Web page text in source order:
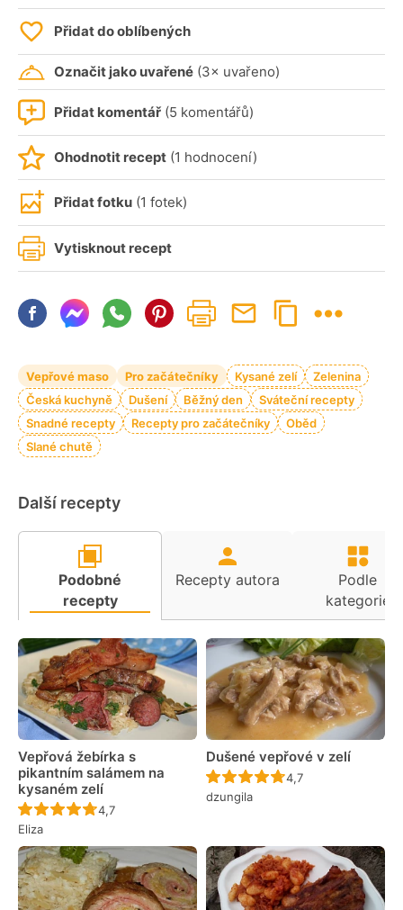
Přidat do oblíbených
Označit jako uvařené (3× uvařeno)
Přidat komentář (5 komentářů)
Ohodnotit recept (1 hodnocení)
Přidat fotku (1 fotek)
Vytisknout recept
Vepřové maso Pro začátečníky Kysané zelí
Zelenina
Česká kuchyně
Dušení Běžný den
Sváteční recepty
Snadné recepty
Recepty pro začátečníky
Oběd
Slané chutě
Další recepty
Podobné
recepty
Recepty autora
Podle
kategorie
Vepřová žebírka s
pikantním salámem na
kysaném zelí
Recept ještě nebyl hodnocen
4,7
Eliza
Dušené vepřové v zelí
Recept ještě nebyl
4,7
dzungila